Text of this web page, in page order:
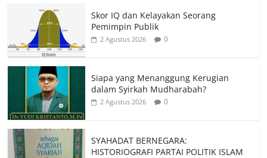
Skor IQ dan Kelayakan Seorang
Pemimpin Publik
2 Agustus 2026 0
Siapa yang Menanggung Kerugian
dalam Syirkah Mudharabah?
2 Agustus 2026 0
SYAHADAT BERNEGARA:
HISTORIOGRAFI PARTAI POLITIK ISLAM